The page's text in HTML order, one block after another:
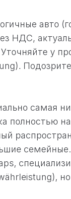
авто
НДС,
у
самая
полностью